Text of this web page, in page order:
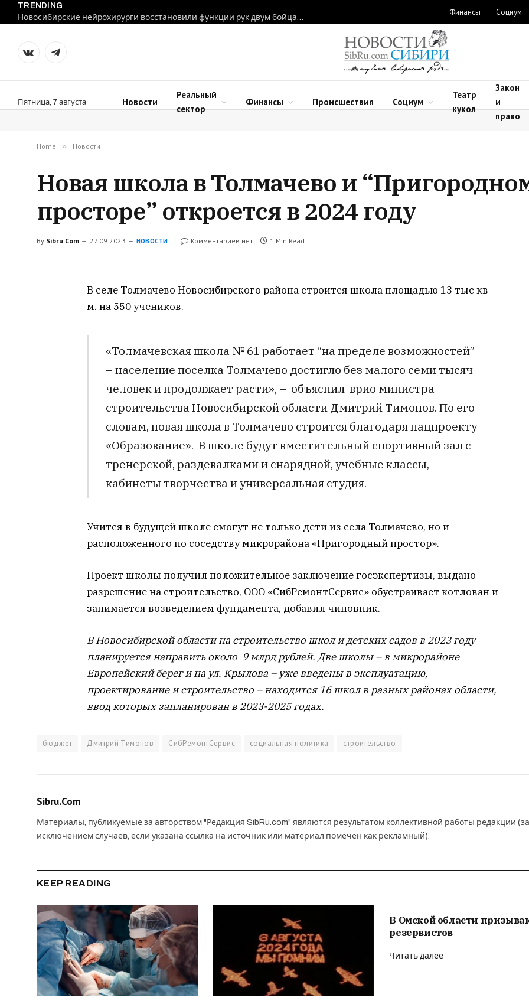
TRENDING
Новосибирские нейрохирурги восстановили функции рук двум бойцам после минно-взрывных травм
Финансы Социум
VKontakteTelegram
Пятница, 7 августа Новости
Реальный
сектор
Финансы Происшествия Социум
Театр
кукол
Закон
и
право
Home » Новости
Новая школа в Толмачево и
просторе” откроется в 2024 году
By Sibru.Com 27.09.2023 НОВОСТИ Комментариев нет 1 Min Read
В селе Толмачево Новосибирского района строится школа площадью 13 тыс кв
м. на 550 учеников.
«Толмачевская школа № 61 работает “на пределе возможностей”
– население поселка Толмачево достигло без малого семи тысяч
человек и продолжает расти», – объяснил врио министра
строительства Новосибирской области Дмитрий Тимонов. По его
словам, новая школа в Толмачево строится благодаря нацпроекту
«Образование». В школе будут вместительный спортивный зал с
тренерской, раздевалками и снарядной, учебные классы,
кабинеты творчества и универсальная студия.
Учится в будущей школе смогут не только дети из села Толмачево, но и
расположенного по соседству микрорайона «Пригородный простор».
Проект школы получил положительное заключение госэкспертизы, выдано
разрешение на строительство, ООО «СибРемонтСервис» обустраивает котлован и
занимается возведением фундамента, добавил чиновник.
В Новосибирской области на строительство школ и детских садов в 2023 году
планируется направить около 9 млрд рублей. Две школы – в микрорайоне
Европейский берег и на ул. Крылова – уже введены в эксплуатацию,
проектирование и строительство – находится 16 школ в разных районах области,
ввод которых запланирован в 2023-2025 годах.
бюджет Дмитрий Тимонов СибРемонтСервис социальная политика строительство
Sibru.Com
Материалы, публикуемые за авторством "Редакция SibRu.com" являются результатом коллективной работы редакции (за
исключением случаев, если указана ссылка на источник или материал помечен как рекламный).
KEEP READING
В Омской области
резервистов
Читать далее